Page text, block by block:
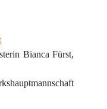
Bianca Fürst,